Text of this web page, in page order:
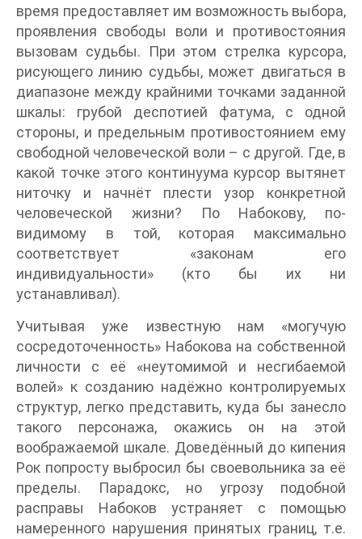
время предоставляет им возможность выбора,
проявления свободы воли и противостояния
вызовам судьбы. При этом стрелка курсора,
рисующего линию судьбы, может двигаться в
диапазоне между крайними точками заданной
шкалы: грубой деспотией фатума, с одной
стороны, и предельным противостоянием ему
свободной человеческой воли – с другой. Где, в
какой точке этого континуума курсор вытянет
ниточку и начнёт плести узор конкретной
человеческой жизни? По Набокову, по-
видимому в той, которая максимально
соответствует «законам его
индивидуальности» (кто бы их ни
устанавливал).
Учитывая уже известную нам «могучую
сосредоточенность» Набокова на собственной
личности с её «неутомимой и несгибаемой
волей» к созданию надёжно контролируемых
структур, легко представить, куда бы занесло
такого персонажа, окажись он на этой
воображаемой шкале. Доведённый до кипения
Рок попросту выбросил бы своевольника за её
пределы. Парадокс, но угрозу подобной
расправы Набоков устраняет с помощью
намеренного нарушения принятых границ, т.е.